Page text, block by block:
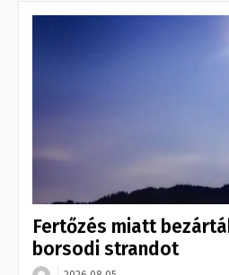
Fertőzés miatt
borsodi strandot